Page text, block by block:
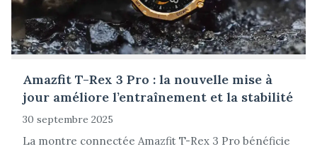
Amazfit T-Rex 3 Pro : la nouvelle mise à
jour améliore l’entraînement et la stabilité
30 septembre 2025
La montre connectée Amazfit T-Rex 3 Pro bénéficie